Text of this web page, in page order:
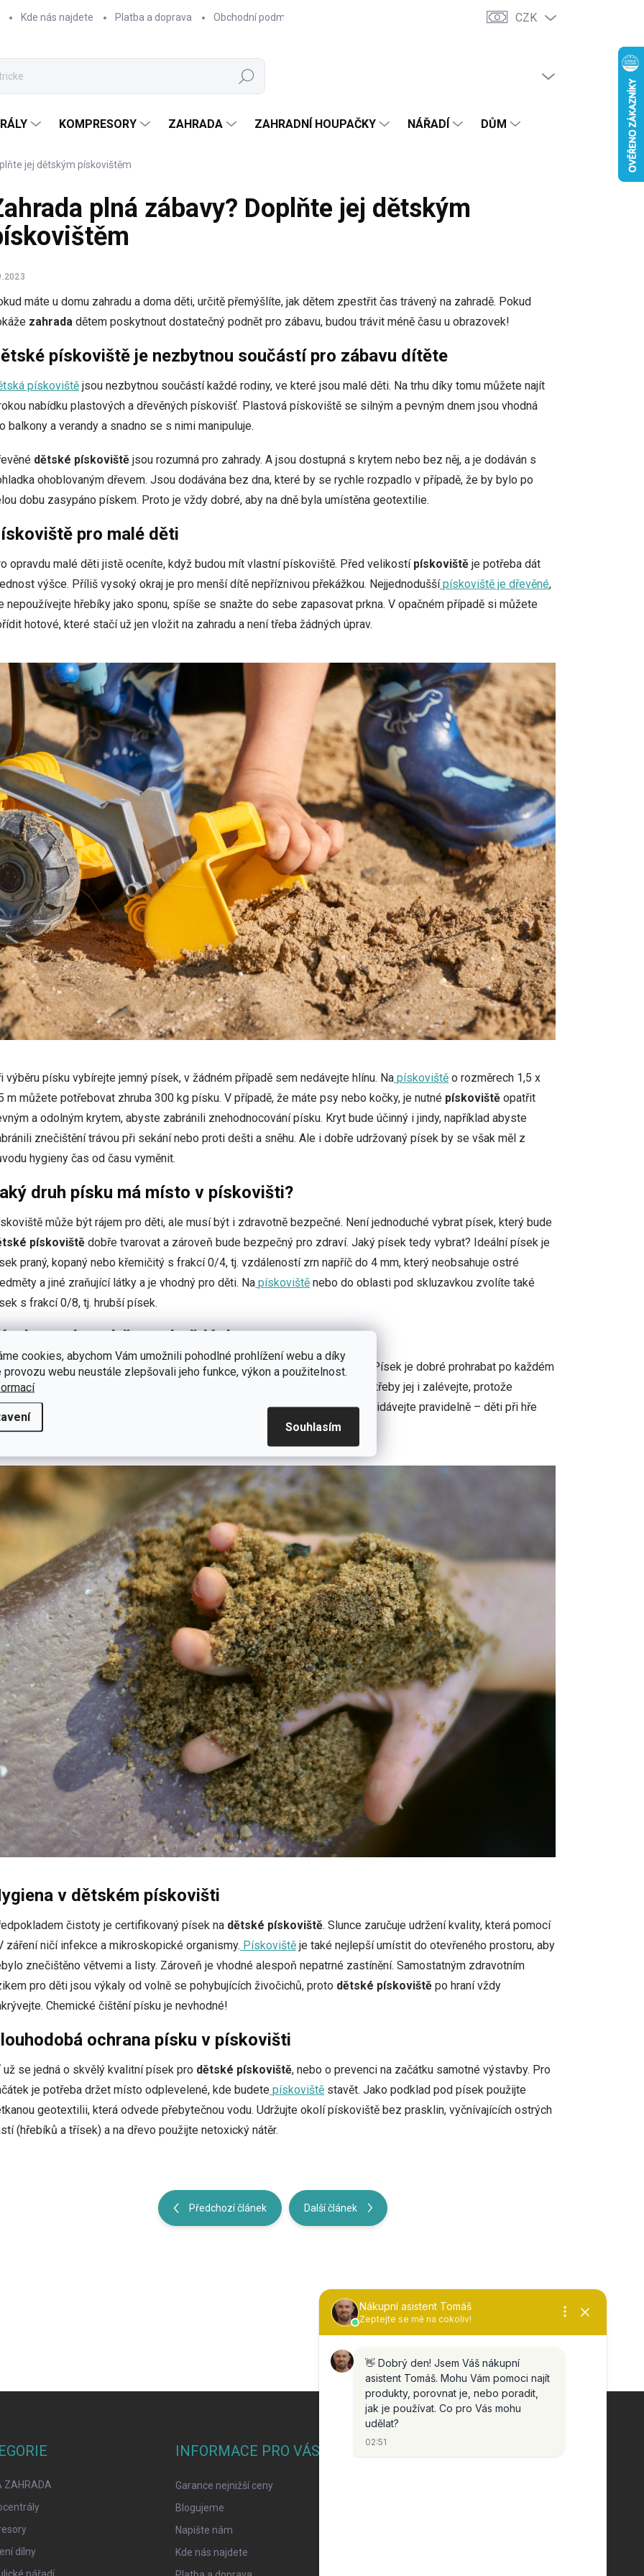
cookies, abychom Vám umožnili pohodlné prohlížení webu a díky
provozu webu neustále zlepšovali jeho funkce, výkon a použitelnost.
Souhlasím
Kde nás najdete Platba a doprava Obchodní podmínky CZK
Hledat
KOMPRESORY ZAHRADA ZAHRADNÍ HOUPAČKY NÁŘADÍ DŮM
jej dětským pískovištěm
plná zábavy? Doplňte jej dětským
máte u domu zahradu a doma děti, určitě přemýšlíte, jak dětem zpestřit čas trávený na zahradě. Pokud
zahrada dětem poskytnout dostatečný podnět pro zábavu, budou trávit méně času u obrazovek!
pískoviště je nezbytnou součástí pro zábavu dítěte
pískoviště jsou nezbytnou součástí každé rodiny, ve které jsou malé děti. Na trhu díky tomu můžete najít
nabídku plastových a dřevěných pískovišť. Plastová pískoviště se silným a pevným dnem jsou vhodná
balkony a verandy a snadno se s nimi manipuluje.
dětské pískoviště jsou rozumná pro zahrady. A jsou dostupná s krytem nebo bez něj, a je dodáván s
ohoblovaným dřevem. Jsou dodávána bez dna, které by se rychle rozpadlo v případě, že by bylo po
dobu zasypáno pískem. Proto je vždy dobré, aby na dně byla umístěna geotextilie.
pro malé děti
opravdu malé děti jistě oceníte, když budou mít vlastní pískoviště. Před velikostí pískoviště je potřeba dát
výšce. Příliš vysoký okraj je pro menší dítě nepříznivou překážkou. Nejjednodušší pískoviště je dřevěné,
nepoužívejte hřebíky jako sponu, spíše se snažte do sebe zapasovat prkna. V opačném případě si můžete
hotové, které stačí už jen vložit na zahradu a není třeba žádných úprav.
výběru písku vybírejte jemný písek, v žádném případě sem nedávejte hlínu. Na pískoviště o rozměrech 1,5 x
m můžete potřebovat zhruba 300 kg písku. V případě, že máte psy nebo kočky, je nutné pískoviště opatřit
a odolným krytem, abyste zabránili znehodnocování písku. Kryt bude účinný i jindy, například abyste
znečištění trávou při sekání nebo proti dešti a sněhu. Ale i dobře udržovaný písek by se však měl z
hygieny čas od času vyměnit.
druh písku má místo v pískovišti?
může být rájem pro děti, ale musí být i zdravotně bezpečné. Není jednoduché vybrat písek, který bude
pískoviště dobře tvarovat a zároveň bude bezpečný pro zdraví. Jaký písek tedy vybrat? Ideální písek je
praný, kopaný nebo křemičitý s frakcí 0/4, tj. vzdáleností zrn napříč do 4 mm, který neobsahuje ostré
a jiné zraňující látky a je vhodný pro děti. Na pískoviště nebo do oblasti pod skluzavkou zvolíte také
s frakcí 0/8, tj. hrubší písek.
musíte udržovat každý den
udržovanépískovištěje předpokladem pro spokojenost vašich dětí. Písek je dobré prohrabat po každém
Tím se smísí vlhčí spodní vrstvy se suššími horními vrstvami. Podle potřeby jej i zalévejte, protože
písek drží správný tvar formiček. Písek do dětského pískoviště přidávejte pravidelně – děti při hře
písek vysypávají. Je proto lepší mít bokem menší zásobu písku.
v dětském pískovišti
čistoty je certifikovaný písek na dětské pískoviště. Slunce zaručuje udržení kvality, která pomocí
záření ničí infekce a mikroskopické organismy. Pískoviště je také nejlepší umístit do otevřeného prostoru, aby
znečištěno větvemi a listy. Zároveň je vhodné alespoň nepatrné zastínění. Samostatným zdravotním
pro děti jsou výkaly od volně se pohybujících živočichů, proto dětské pískoviště po hraní vždy
Chemické čištění písku je nevhodné!
ochrana písku v pískovišti
už se jedná o skvělý kvalitní písek pro dětské pískoviště, nebo o prevenci na začátku samotné výstavby. Pro
je potřeba držet místo odplevelené, kde budete pískoviště stavět. Jako podklad pod písek použijte
geotextilii, která odvede přebytečnou vodu. Udržujte okolí pískoviště bez prasklin, vyčnívajících ostrých
(hřebíků a třísek) a na dřevo použijte netoxický nátěr.
Předchozí článek Další článek
ZAHRADA
dílny
INFORMACE PRO VÁS
Garance nejnižší ceny
Blogujeme
Napište nám
Kde nás najdete
KONTAKT